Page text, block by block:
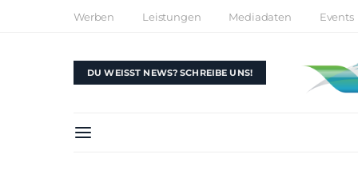
Werben Leistungen Mediadaten Events
DU WEISST NEWS? SCHREIBE UNS!